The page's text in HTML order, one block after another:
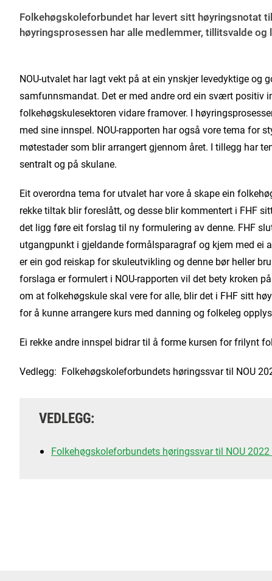
Folkehøgskoleforbundet har levert sitt høyringsnotat
høyringsprosessen har alle medlemmer, tillitsvalde
NOU-utvalet har lagt vekt på at ein ynskjer levedyktige og
samfunnsmandat. Det er med andre ord ein svært positiv
folkehøgskulesektoren vidare framover. I
med sine innspel. NOU-rapporten har også vore tema for
møtestader som blir arrangert gjennom året. I tillegg har
sentralt og på skulane.
Eit overordna tema for utvalet har vore å skape ein
rekke tiltak blir foreslått, og desse blir kommentert i FHF
det ligg føre eit forslag til ny formulering av denne. FHF
utgangpunkt i gjeldande formålsparagraf og kjem med ei
er ein god reiskap for skuleutvikling og denne bør heller
forslaga er formulert i NOU-rapporten vil det bety kroken
om at folkehøgskule skal vere for alle, blir det i FHF sitt
for å kunne arrangere kurs med danning og folkeleg
Ei rekke andre innspel bidrar til å forme kursen for frilynt
Vedlegg: Folkehøgskoleforbundets høringssvar til NOU
VEDLEGG:
Folkehøgskoleforbundets høringssvar til NOU 2022